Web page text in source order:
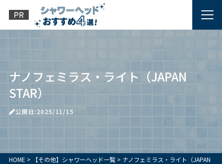
ナノフェミラス・ライト（JAPAN
STAR）
公開日:2025/11/15
HOME > 【その他】シャワーヘッド一覧> ナノフェミラス・ライト（JAPAN